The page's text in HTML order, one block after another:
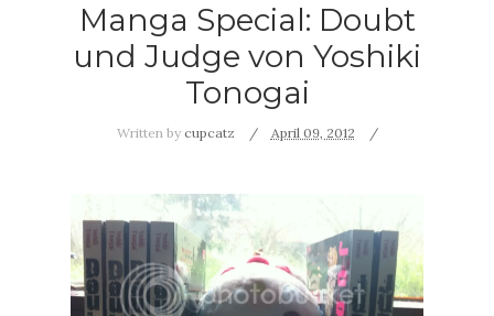
Manga Special: Doubt
und Judge von Yoshiki
Tonogai
Written by cupcatz April 09, 2012